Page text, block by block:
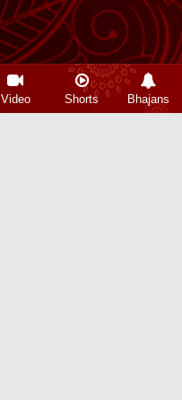
Video Shorts Bhajans